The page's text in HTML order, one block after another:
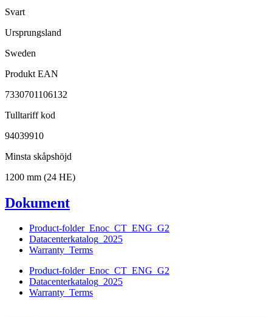
Svart
Ursprungsland
Sweden
Produkt EAN
7330701106132
Tulltariff kod
94039910
Minsta skåpshöjd
1200 mm (24 HE)
Dokument
Product-folder_Enoc_CT_ENG_G2
Datacenterkatalog_2025
Warranty_Terms
Product-folder_Enoc_CT_ENG_G2
Datacenterkatalog_2025
Warranty_Terms